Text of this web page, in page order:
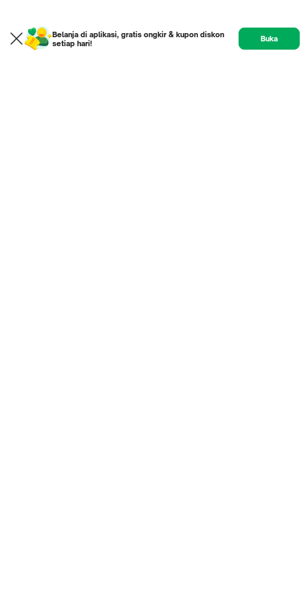
Belanja di aplikasi, gratis ongkir & kupon diskon
setiap hari!
Buka